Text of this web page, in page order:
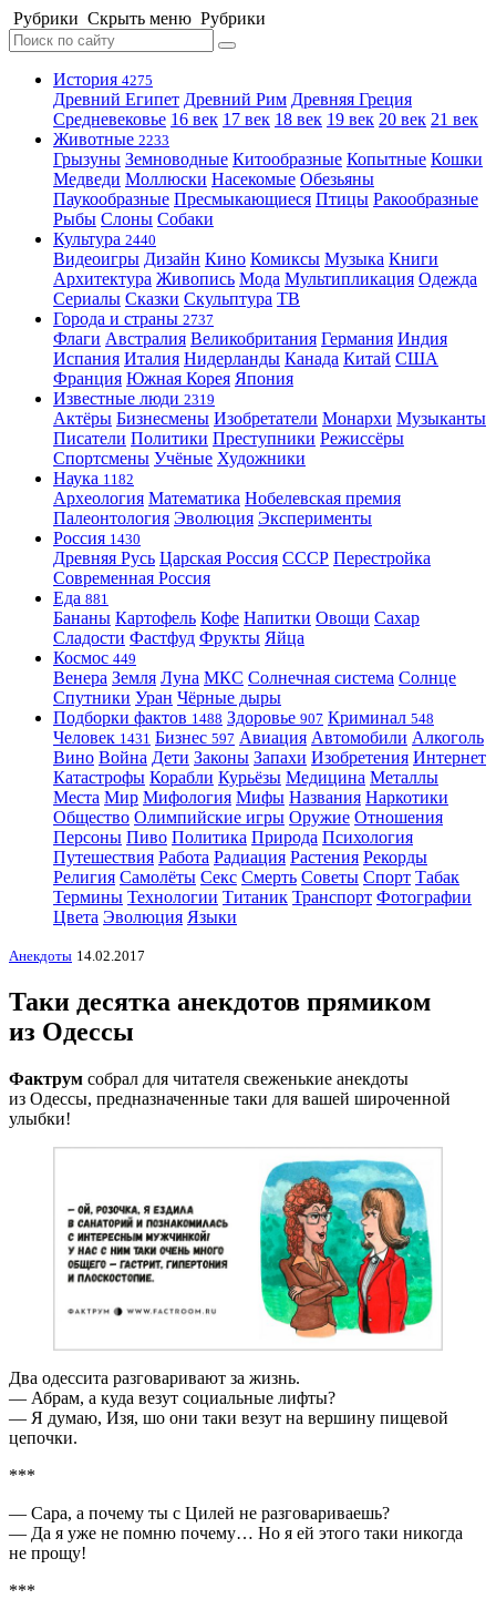
Рубрики Скрыть меню Рубрики
История 4275
Древний Египет Древний Рим Древняя Греция
Средневековье 16 век 17 век 18 век 19 век 20 век 21 век
Животные 2233
Грызуны Земноводные Китообразные Копытные Кошки
Медведи Моллюски Насекомые Обезьяны
Паукообразные Пресмыкающиеся Птицы Ракообразные
Рыбы Слоны Собаки
Культура 2440
Видеоигры Дизайн Кино Комиксы Музыка Книги
Архитектура Живопись Мода Мультипликация Одежда
Сериалы Сказки Скульптура ТВ
Города и страны 2737
Флаги Австралия Великобритания Германия Индия
Испания Италия Нидерланды Канада Китай США
Франция Южная Корея Япония
Известные люди 2319
Актёры Бизнесмены Изобретатели Монархи Музыканты
Писатели Политики Преступники Режиссёры
Спортсмены Учёные Художники
Наука 1182
Археология Математика Нобелевская премия
Палеонтология Эволюция Эксперименты
Россия 1430
Древняя Русь Царская Россия СССР Перестройка
Современная Россия
Еда 881
Бананы Картофель Кофе Напитки Овощи Сахар
Сладости Фастфуд Фрукты Яйца
Космос 449
Венера Земля Луна МКС Солнечная система Солнце
Спутники Уран Чёрные дыры
Подборки фактов 1488 Здоровье 907 Криминал 548
Человек 1431 Бизнес 597 Авиация Автомобили Алкоголь
Вино Война Дети Законы Запахи Изобретения Интернет
Катастрофы Корабли Курьёзы Медицина Металлы
Места Мир Мифология Мифы Названия Наркотики
Общество Олимпийские игры Оружие Отношения
Персоны Пиво Политика Природа Психология
Путешествия Работа Радиация Растения Рекорды
Религия Самолёты Секс Смерть Советы Спорт Табак
Термины Технологии Титаник Транспорт Фотографии
Цвета Эволюция Языки
Анекдоты 14.02.2017
Таки десятка анекдотов прямиком
из Одессы
Фактрум собрал для читателя свеженькие анекдоты
из Одессы, предназначенные таки для вашей широченной
улыбки!
Два одессита разговаривают за жизнь.
— Абрам, а куда везут социальные лифты?
— Я думаю, Изя, шо они таки везут на вершину пищевой
цепочки.
***
— Сара, а почему ты с Цилей не разговариваешь?
— Да я уже не помню почему… Но я ей этого таки никогда
не прощу!
***